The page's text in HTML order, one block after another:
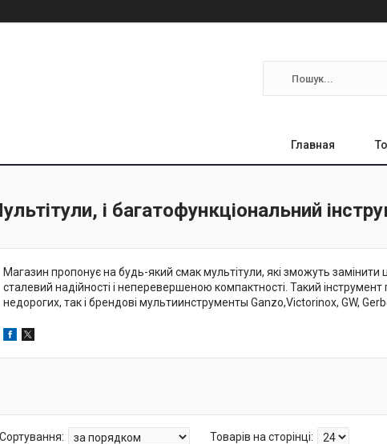
Главная
і багатофункціональний
Магазин пропонує на будь-який смак мультітули, які зможуть замінити
сталевий надійності і неперевершеною компактності. Такий
недорогих, так і брендові мультиинструменты Ganzo,Victorinox, GW,